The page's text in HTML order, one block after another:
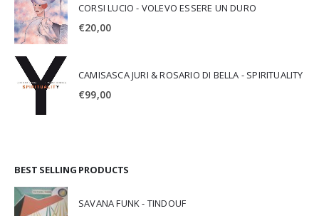
CORSI LUCIO - VOLEVO ESSERE UN DURO
€20,00
CAMISASCA JURI & ROSARIO DI BELLA - SPIRITUALITY
€99,00
BEST SELLING PRODUCTS
SAVANA FUNK - TINDOUF